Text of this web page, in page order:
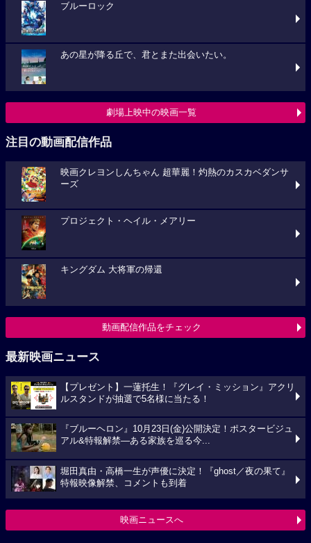
ブルーロック
あの星が降る丘で、君とまた出会いたい。
劇場上映中の映画一覧
注目の動画配信作品
映画クレヨンしんちゃん 超華麗！灼熱のカスカベダンサ
ーズ
プロジェクト・ヘイル・メアリー
キングダム 大将軍の帰還
動画配信作品をチェック
最新映画ニュース
【プレゼント】一蓮托生！『グレイ・ミッション』アクリ
ルスタンドが抽選で5名様に当たる！
『ブルーヘロン』10月23日(金)公開決定！ポスタービジュ
アル&特報解禁―ある家族を巡る今...
堀田真由・高橋一生が声優に決定！『ghost／夜の果て』
特報映像解禁、コメントも到着
映画ニュースへ